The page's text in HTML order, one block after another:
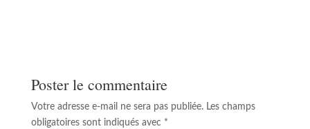
Poster le commentaire
Votre adresse e-mail ne sera pas publiée. Les champs
obligatoires sont indiqués avec *